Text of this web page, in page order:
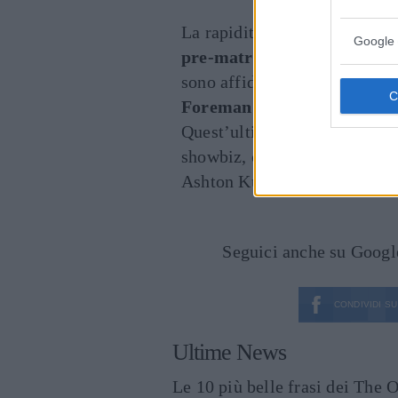
Google
La rapidità del divorzio è
pre-matrimoniale
sono affidati al top degli
Foreman
Laura
Quest’ultima ha curato i
showbiz, come Kim e Khloe
Ashton Kutcher, Christina
Seguici anche su
CONDIVIDI SU
Ultime News
Le 10 più belle frasi dei The